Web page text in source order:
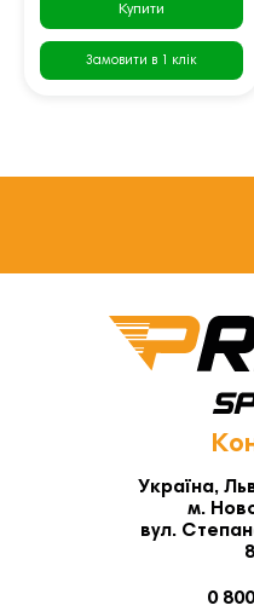
Купити
Замовити в 1 клік
Україна,
м.
вул.
0